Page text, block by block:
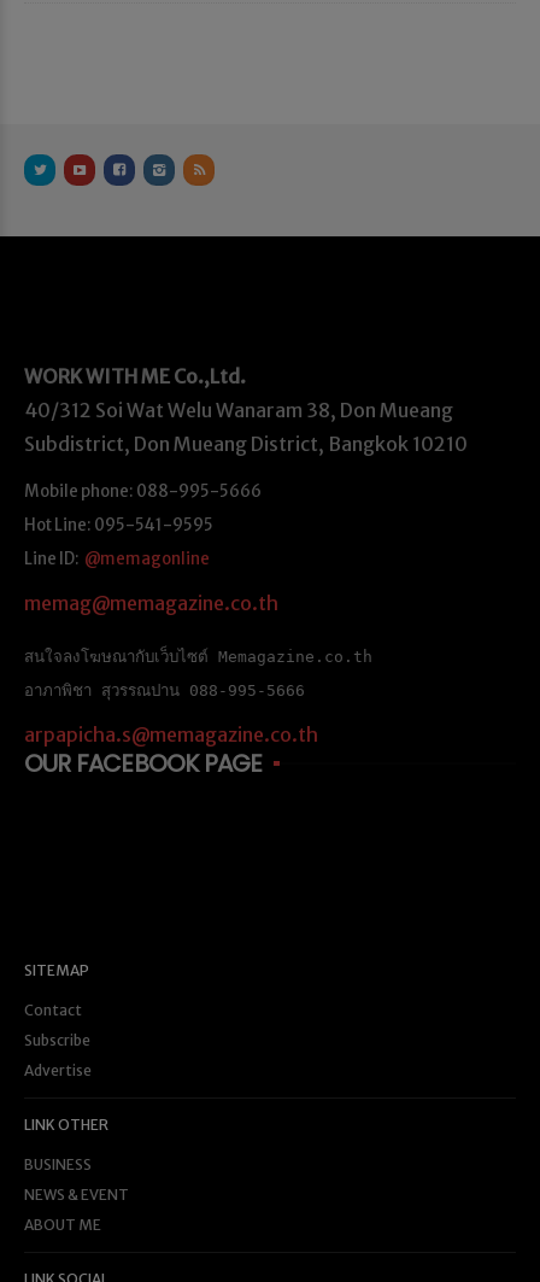
WORK WITH ME Co.,Ltd.
40/312 Soi Wat Welu Wanaram 38, Don Mueang
Subdistrict, Don Mueang District, Bangkok 10210
Mobile phone: 088-995-5666
Hot Line: 095-541-9595
Line ID: @memagonline
memag@memagazine.co.th
สนใจลงโฆษณากับเว็บไซต์ Memagazine.co.th
อาภาพิชา สุวรรณปาน 088-995-5666
arpapicha.s@memagazine.co.th
OUR FACEBOOK PAGE
SITEMAP
Contact
Subscribe
Advertise
LINK OTHER
BUSINESS
NEWS & EVENT
ABOUT ME